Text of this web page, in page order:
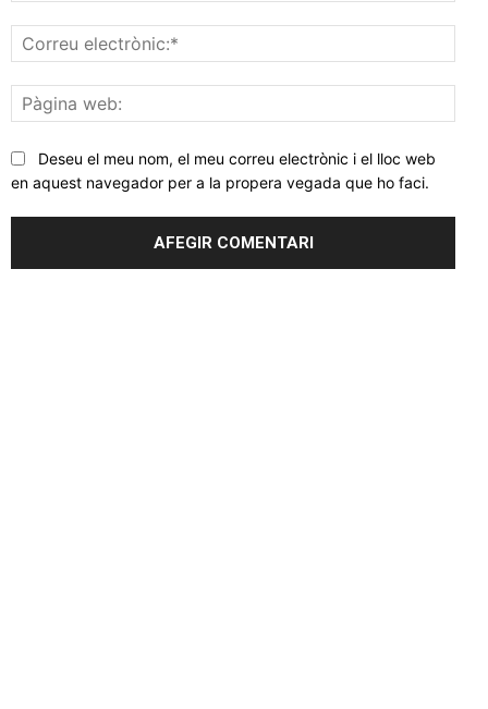
web:
Deseu el meu nom, el meu correu electrònic i el lloc web
en aquest navegador per a la propera vegada que ho faci.